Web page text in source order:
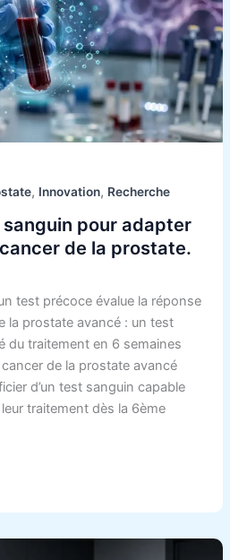
, Innovation, Recherche
pour adapter
de la prostate.
test précoce évalue la réponse
la prostate avancé : un test
du traitement en 6 semaines
de la prostate avancé
d’un test sanguin capable
traitement dès la 6ème